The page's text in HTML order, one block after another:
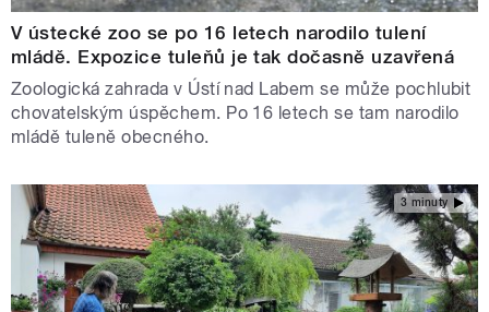
V ústecké zoo se po 16 letech narodilo tulení
mládě. Expozice tuleňů je tak dočasně uzavřená
Zoologická zahrada v Ústí nad Labem se může pochlubit
chovatelským úspěchem. Po 16 letech se tam narodilo
mládě tuleně obecného.
3 minuty